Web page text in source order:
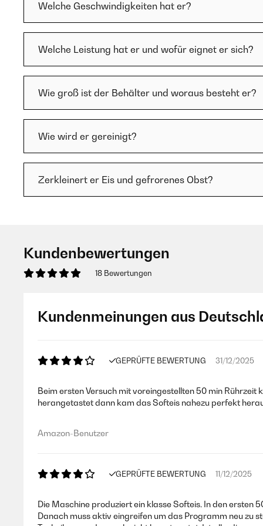
Welche Geschwindigkeiten hat er?
Welche Leistung hat er und wofür eignet er sich?
Wie groß ist der Behälter und woraus besteht er?
Wie wird er gereinigt?
Zerkleinert er Eis und gefrorenes Obst?
Kundenbewertungen
18 Bewertungen
Kundenmeinungen aus
GEPRÜFTE BEWERTUNG 31/12/2025
Beim ersten Versuch mit voreingestellten 50 min Rührzeit
herangetastet dann kam das Softeis nahezu perfekt
Amazon-Benutzer
GEPRÜFTE BEWERTUNG 11/12/2025
Die Maschine produziert ein klasse Softeis. In den ersten
Danach muss aktiv eingreifen um das Programm neu zu